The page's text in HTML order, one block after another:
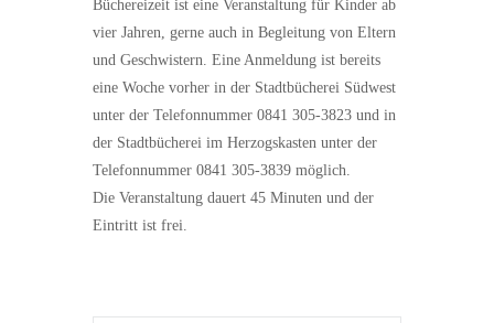
Büchereizeit ist eine Veranstaltung für Kinder ab
vier Jahren, gerne auch in Begleitung von Eltern
und Geschwistern. Eine Anmeldung ist bereits
eine Woche vorher in der Stadtbücherei Südwest
unter der Telefonnummer 0841 305-3823 und in
der Stadtbücherei im Herzogskasten unter der
Telefonnummer 0841 305-3839 möglich.
Die Veranstaltung dauert 45 Minuten und der
Eintritt ist frei.